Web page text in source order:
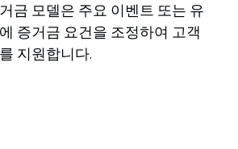
금 모델은 주요 이벤트 또는 유
증거금 요건을 조정하여 고객
지원합니다.